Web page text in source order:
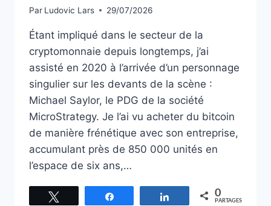
Par Ludovic Lars 29/07/2026
Étant impliqué dans le secteur de la
cryptomonnaie depuis longtemps, j’ai
assisté en 2020 à l’arrivée d’un personnage
singulier sur les devants de la scène :
Michael Saylor, le PDG de la société
MicroStrategy. Je l’ai vu acheter du bitcoin
de manière frénétique avec son entreprise,
accumulant près de 850 000 unités en
l’espace de six ans,…
Partagez 0
PARTAGES